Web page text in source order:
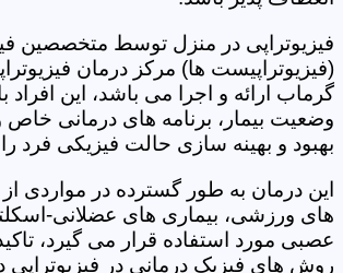
فیزیوتراپی در منزل توسط متخصصین
(فیزیوتراپیست ها) مرکز درمان
گرماب ارائه و اجرا می باشد، این افراد
وضعیت بیمار، برنامه های درمانی
بهبود و بهینه سازی حالت فیزیکی فرد
این درمان به طور گسترده در مواردی
های ورزشی، بیماری های عضلانی-
عصبی مورد استفاده قرار می گیرد،
روش های فیزیک درمانی در فیزیوتراپی